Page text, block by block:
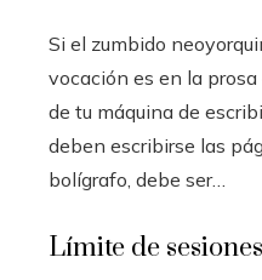
Si el zumbido
vocación es en la
de tu máquina de
deben escribirse las
bolígrafo, debe ser…
Límite de